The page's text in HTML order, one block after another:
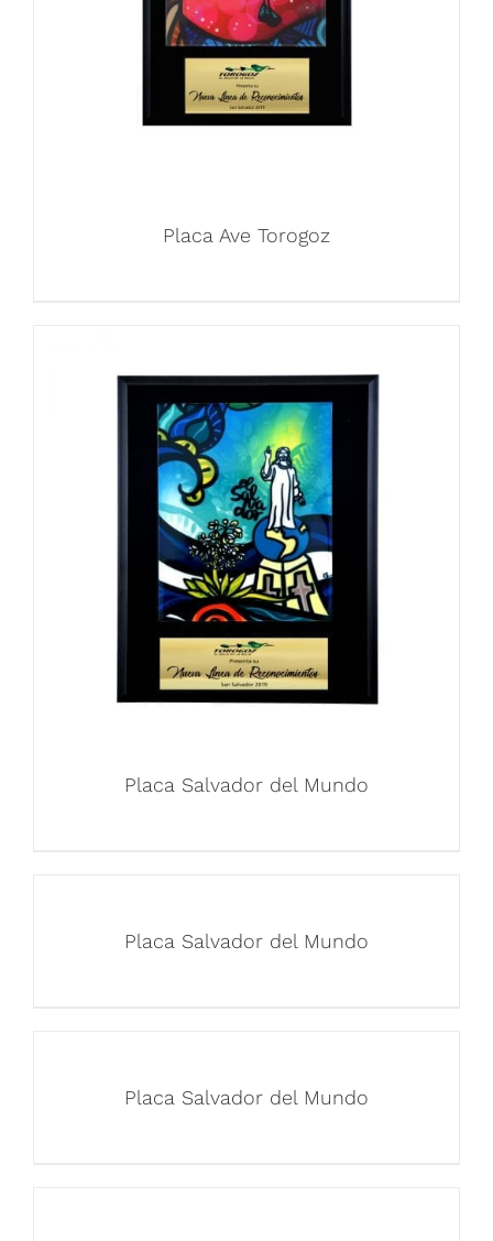
Placa Ave Torogoz
Placa Salvador del Mundo
Placa Salvador del Mundo
Placa Salvador del Mundo